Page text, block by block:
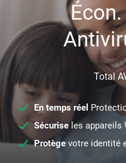
Total
En temps réel
Sécuriseles appareils
Protège votre identité